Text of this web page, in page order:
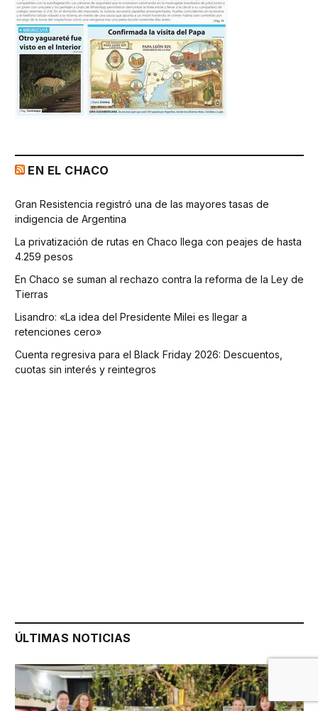
EN EL CHACO
Gran Resistencia registró una de las mayores tasas de
indigencia de Argentina
La privatización de rutas en Chaco llega con peajes de hasta
4.259 pesos
En Chaco se suman al rechazo contra la reforma de la Ley de
Tierras
Lisandro: «La idea del Presidente Milei es llegar a
retenciones cero»
Cuenta regresiva para el Black Friday 2026: Descuentos,
cuotas sin interés y reintegros
ÚLTIMAS NOTICIAS